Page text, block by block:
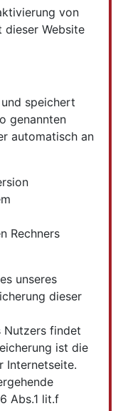
von
dieser Website
speichert
genannten
automatisch an
Rechners
unseres
dieser
Nutzers findet
ist die
Internetseite.
Abs.1 lit.f